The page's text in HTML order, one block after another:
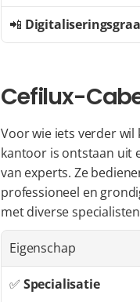
📲
Cefilux-
Voor wie iets verder
kantoor is ontstaan uit
van experts. Ze
professioneel en
met diverse
Eigenschap
✅ Specialisatie